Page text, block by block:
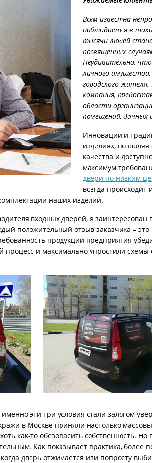
Коричневые двери
Всем известна
наблюдается в
тысячи людей
посвященных
Неудивительно,
личного
городского
компания,
области
помещений, дачных
Инновации и
изделиях,
качества и
максимум
двери по низким
всегда происходит
наших изделий.
входных дверей, я
положительный отзыв заказчика –
продукции предприятия
и максимально упростили схемы
именно эти три условия стали залогом
в Москве приняли настолько
как-то обезопасить собственность.
Как показывает практика, более
дверь отжимается или попросту